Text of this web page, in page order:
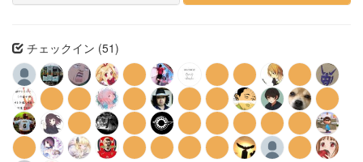
チェックイン (51)